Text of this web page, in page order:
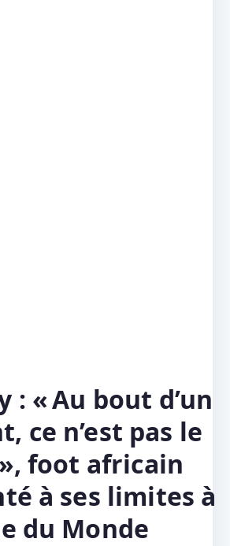
: « Au bout d’un
ce n’est pas le
foot africain
à ses limites à
du Monde